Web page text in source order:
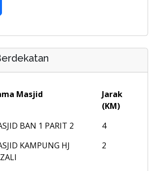
Masjid
Jarak
(KM)
BAN 1 PARIT 2
4
KAMPUNG HJ
2